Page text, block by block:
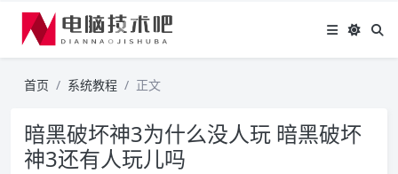
首页 系统教程 正文
暗黑破坏神3为什么没人玩 暗黑破坏
神3还有人玩儿吗